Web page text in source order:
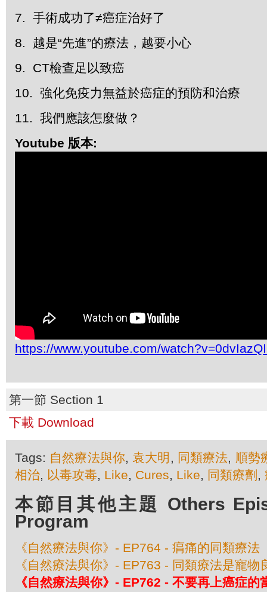
7. 手術成功了≠癌症治好了
8. 越是“先進”的療法，越要小心
9. CT檢查足以致癌
10. 強化免疫力無益於癌症的預防和治療
11. 我們應該怎麼做？
Youtube 版本:
https://www.youtube.com/
第一節 Section 1
下載 Download
Tags: 自然療法與你,袁大明 , 同類療法, 順勢
相治, 以毒攻毒, Like, Cures, Like, 同類療劑 ,
本節目其他主題 Others
Program
《自然療法與你》- EP764 - 㾓痛的同類療法
《自然療法與你》- EP763 - 同類療法是寵物
《自然療法與你》- EP762 - 不要再上癌症的